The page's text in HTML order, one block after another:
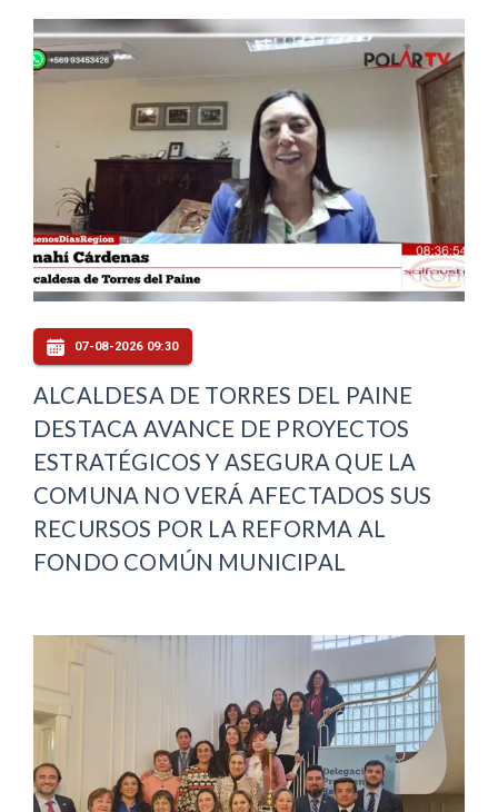
07-08-2026 09:30
ALCALDESA DE TORRES DEL PAINE
DESTACA AVANCE DE PROYECTOS
ESTRATÉGICOS Y ASEGURA QUE LA
COMUNA NO VERÁ AFECTADOS SUS
RECURSOS POR LA REFORMA AL
FONDO COMÚN MUNICIPAL